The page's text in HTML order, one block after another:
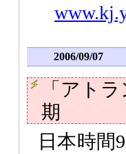
2006/09/07
「アト
期
日本時間